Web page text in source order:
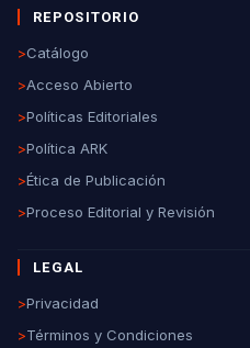
REPOSITORIO
>Catálogo
>Acceso Abierto
>Políticas Editoriales
>Política ARK
>Ética de Publicación
>Proceso Editorial y Revisión
LEGAL
>Privacidad
>Términos y Condiciones